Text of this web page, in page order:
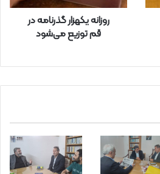
روزانه یکهزار گذرنامه در
قم توزیع می‌شود